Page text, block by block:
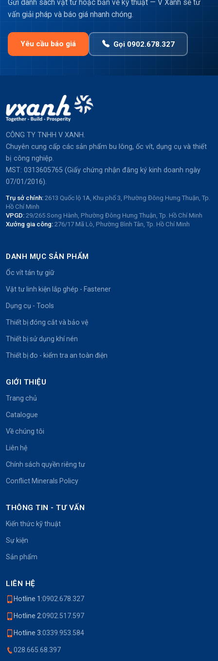
Gửi danh sách vật tư hoặc bản vẽ kỹ thuật — V Xanh sẽ tư
vấn giải pháp và báo giá nhanh chóng.
Yêu cầu báo giá Gọi 0902.678.327
CÔNG TY TNHH V XANH.
Chuyên cung cấp các sản phẩm bu lông, ốc vít, dụng cụ và thiết
bị công nghiệp.
MST: 0313605765 (Giấy chứng nhận đăng ký kinh doanh ngày
07/01/2016).
Trụ sở chính: 2613 Quốc lộ 1A, Khu phố 3, Phường Đông Hưng Thuận, Tp.
Hồ Chí Minh
VPGD: 29/265 Song Hành, Phường Đông Hưng Thuận, Tp. Hồ Chí Minh
Xưởng gia công: 276/17 Mã Lò, Phường Bình Tân, Tp. Hồ Chí Minh
DANH MỤC SẢN PHẨM
Ốc vít tán tự giữ
Vật tư linh kiện lắp ghép - Fastener
Dụng cụ - Tools
Thiết bị đóng cắt và bảo vệ
Thiết bị sử dụng khí nén
Thiết bị đo - kiểm tra an toàn điện
GIỚI THIỆU
Trang chủ
Catalogue
Về chúng tôi
Liên hệ
Chính sách quyền riêng tư
Conflict Minerals Policy
THÔNG TIN - TƯ VẤN
Kiến thức kỹ thuật
Sự kiện
Sản phẩm
LIÊN HỆ
Hotline 1:0902.678.327
Hotline 2:0902.517.597
Hotline 3:0339.953.584
028.665.68.397